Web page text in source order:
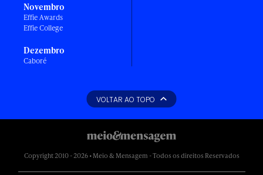
Novembro
Effie Awards
Effie College
Dezembro
Caboré
VOLTAR AO TOPO
Copyright 2010 - 2026 • Meio & Mensagem - Todos os direitos Reservados